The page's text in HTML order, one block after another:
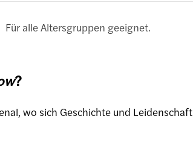
Für alle Altersgruppen geeignet.
?
wo sich Geschichte und Leidenschaft